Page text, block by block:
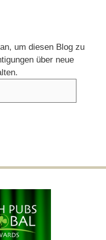
um diesen Blog zu
über neue